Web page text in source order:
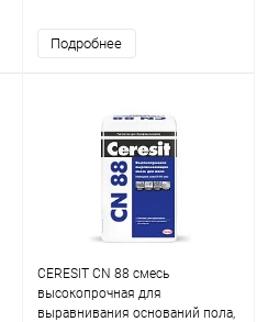
Подробнее
CERESIT CN 88 смесь
высокопрочная для
выравнивания оснований пола,